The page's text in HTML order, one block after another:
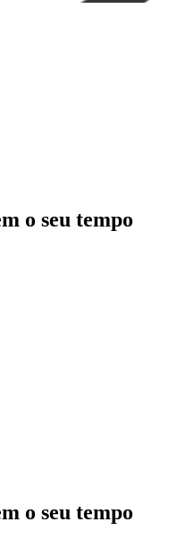
o seu tempo
o seu tempo